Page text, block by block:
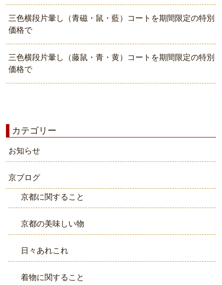
三色横段片暈し（青磁・鼠・藍）コートを期間限定の特別
価格で
三色横段片暈し（藤鼠・青・黄）コートを期間限定の特別
価格で
カテゴリー
お知らせ
京ブログ
京都に関すること
京都の美味しい物
日々あれこれ
着物に関すること